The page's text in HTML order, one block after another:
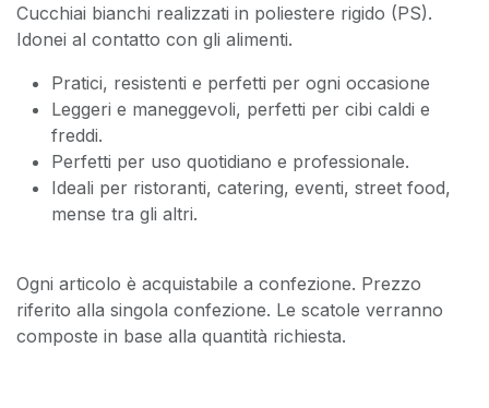
Cucchiai bianchi realizzati in poliestere rigido (PS).
Idonei al contatto con gli alimenti.
Pratici, resistenti e perfetti per ogni occasione
Leggeri e maneggevoli, perfetti per cibi caldi e
freddi.
Perfetti per uso quotidiano e professionale.
Ideali per ristoranti, catering, eventi, street food,
mense tra gli altri.
Ogni articolo è acquistabile a confezione. Prezzo
riferito alla singola confezione. Le scatole verranno
composte in base alla quantità richiesta.